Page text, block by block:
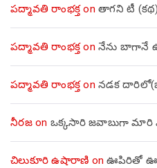
పద్మావతి రాంభక్తon తాగని టీ (కథ)
పద్మావతి రాంభక్తon నేను బాగానే
పద్మావతి రాంభక్తon నడక
నీరజon ఒక్కసారి జవాబుగా మారి
చిలుకూరి ఉషారాణి onఊపిరితో